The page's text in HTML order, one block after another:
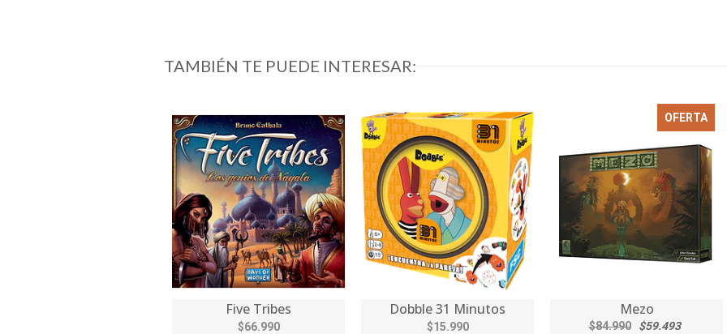
TAMBIÉN TE PUEDE INTERESAR:
Five Tribes
$66.990
Dobble 31 Minutos
$15.990
OFERTA
Mezo
$84.990 $59.493